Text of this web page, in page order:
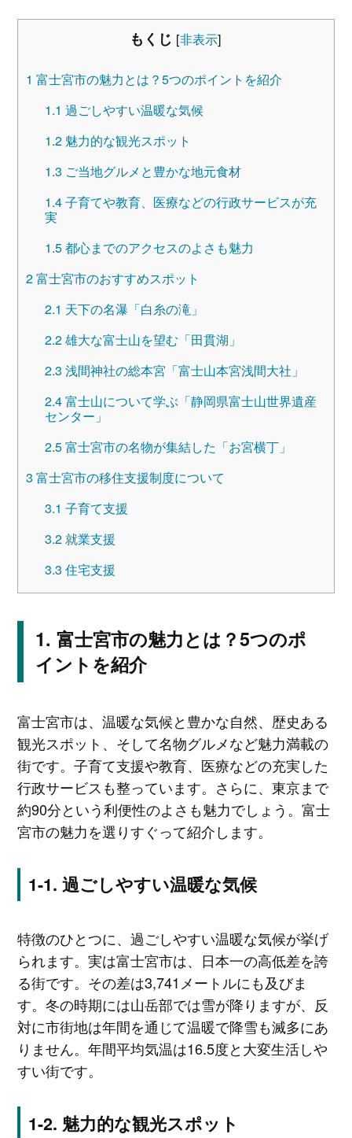
もくじ [非表示]
1 富士宮市の魅力とは？5つのポイントを紹介
1.1 過ごしやすい温暖な気候
1.2魅力的な観光スポット
1.3 ご当地グルメと豊かな地元食材
1.4子育てや教育、医療などの行政サービスが充
実
1.5都心までのアクセスのよさも魅力
2富士宮市のおすすめスポット
2.1 天下の名瀑「白糸の滝」
2.2雄大な富士山を望む「田貫湖」
2.3 浅間神社の総本宮「富士山本宮浅間大社」
2.4富士山について学ぶ「静岡県富士山世界遺産
センター」
2.5富士宮市の名物が集結した「お宮横丁」
3 富士宮市の移住支援制度について
3.1 子育て支援
3.2就業支援
3.3 住宅支援
富士宮市の魅力とは？5つのポ
イントを紹介
富士宮市は、温暖な気候と豊かな自然、歴史ある
観光スポット、そして名物グルメなど魅力満載の
街です。子育て支援や教育、医療などの充実した
行政サービスも整っています。さらに、東京まで
約90分という利便性のよさも魅力でしょう。富士
宮市の魅力を選りすぐって紹介します。
過ごしやすい温暖な気候
特徴のひとつに、過ごしやすい温暖な気候が挙げ
られます。実は富士宮市は、日本一の高低差を誇
る街です。その差は3,741メートルにも及びま
す。冬の時期には山岳部では雪が降りますが、反
対に市街地は年間を通じて温暖で降雪も滅多にあ
りません。年間平均気温は16.5度と大変生活しや
すい街です。
魅力的な観光スポット